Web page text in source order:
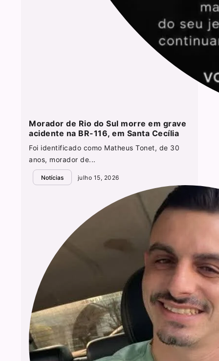
Morador de Rio do Sul morre em grave
acidente na BR-116, em Santa Cecília
Foi identificado como Matheus Tonet, de 30
anos, morador de...
Notícias julho 15, 2026